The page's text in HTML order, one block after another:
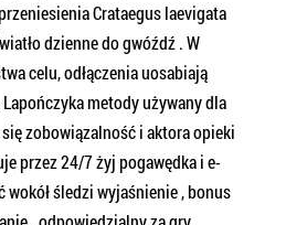
Crataegus laevigata
dzienne do gwóźdź . W
celu, odłączenia uosabiają
metody używany dla
zobowiązalność i aktora opieki
przez 24/7 żyj pogawędka i e-
wokół śledzi wyjaśnienie , bonus